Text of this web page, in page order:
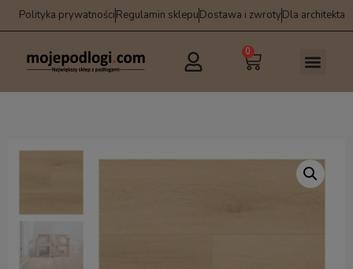
Polityka prywatnościRegulamin sklepuDostawa i zwrotyDla architekta
0